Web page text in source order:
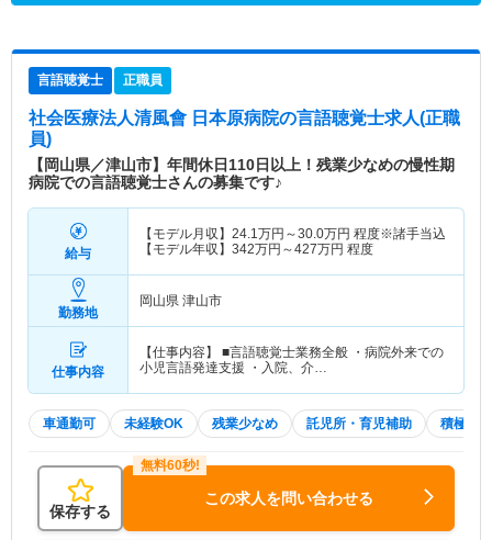
言語聴覚士 正職員
社会医療法人清風會 日本原病院の言語聴覚士求人(正職
員)
【岡山県／津山市】年間休日110日以上！残業少なめの慢性期
病院での言語聴覚士さんの募集です♪
給与
【モデル月収】 24.1万円～30.0万円 程度※諸手当込
【モデル年収】 342万円～427万円 程度
勤務地
岡山県 津山市
仕事内容
【仕事内容】 ■言語聴覚士業務全般 ・病院外来での
小児言語発達支援 ・入院、介…
車通勤可 未経験OK 残業少なめ 託児所・育児補助 積極採
保存する
この求人を問い合わせる